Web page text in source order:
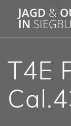
Inhalt
springen
JAGD &
IN
T4E